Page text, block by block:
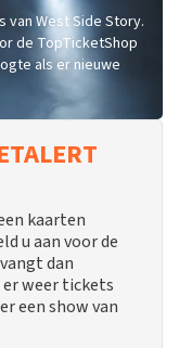
van West Side Story.
de TopTicketShop
als er nieuwe
kaarten
u aan voor de
dan
weer tickets
een show van